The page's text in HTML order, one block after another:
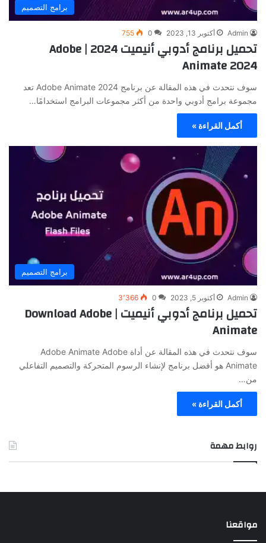
برامج التصميم
Admin أكتوبر 13, 2023 0
755
تحميل برنامج أدوبي أنيميت 2024 | Adobe
Animate 2024
سوف نتحدث في هذه المقالة عن برنامج Adobe Animate 2024 تعد
مجموعة برامج أدوبي واحدة من أكثر مجموعات البرامج استخدامًا…
أكمل القراءة »
برامج التصميم
Admin أكتوبر 5, 2023 0 3٬366
تحميل برنامج أدوبي أنيميت | Download Adobe
Animate
سوف نتحدث في هذه المقالة عن أداة Adobe Animate Adobe
Animate هو أفضل برنامج لإنشاء الرسوم المتحركة والتصميم التفاعلي
من…
أكمل القراءة »
روابط مهمة
مواقعنا